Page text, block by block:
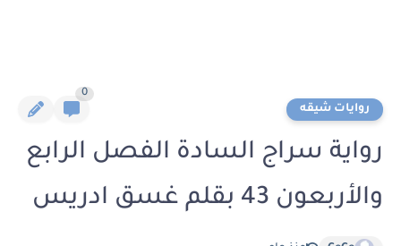
روايات شيقه
0
رواية سراج السادة الفصل الرابع
والأربعون 43 بقلم غسق ادريس